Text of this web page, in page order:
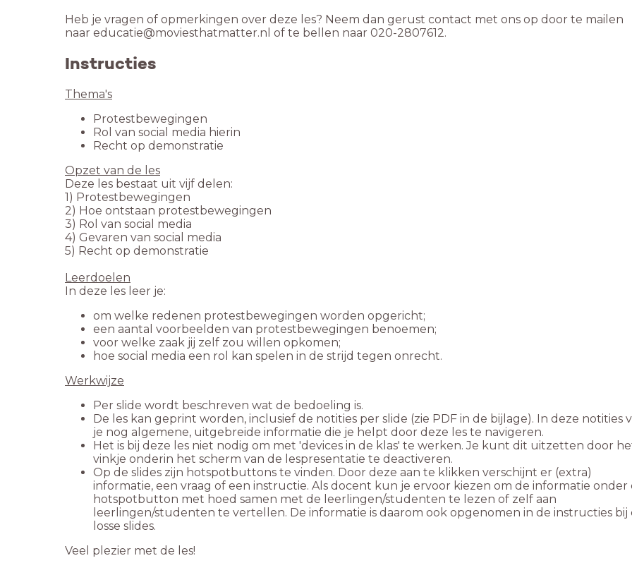
Heb je vragen of opmerkingen over deze les? Neem dan gerust contact met ons op door te mailen
naar educatie@moviesthatmatter.nl of te bellen naar 020-2807612.
Instructies
De les kan geprint worden, inclusief de notities per slide (zie PDF in de bijlage). In deze notities
Het is bij deze les niet nodig om met 'devices in de klas' te werken. Je kunt dit uitzetten door
Op de slides zijn hotspotbuttons te vinden. Door deze aan te klikken verschijnt er (extra)
informatie, een vraag of een instructie. Als docent kun je ervoor kiezen om de informatie onder
hotspotbutton met hoed samen met de leerlingen/studenten te lezen of zelf aan
leerlingen/studenten te vertellen. De informatie is daarom ook opgenomen in de instructies bij